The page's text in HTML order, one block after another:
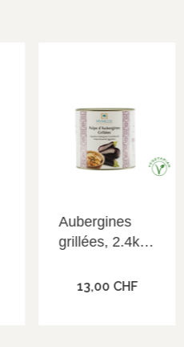
APERÇU RAPIDE
Aubergines
grillées, 2.4kg,
13,00 CHF
Ajouter au panier